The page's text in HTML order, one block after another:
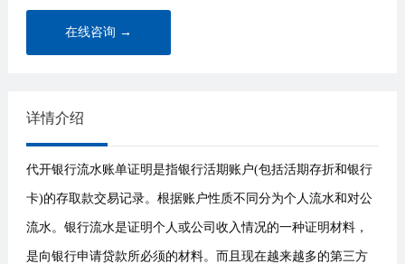
在线咨询 →
详情介绍
代开银行流水账单证明是指银行活期账户(包括活期存折和银行
卡)的存取款交易记录。根据账户性质不同分为个人流水和对公
流水。银行流水是证明个人或公司收入情况的一种证明材料，
是向银行申请贷款所必须的材料。而且现在越来越多的第三方